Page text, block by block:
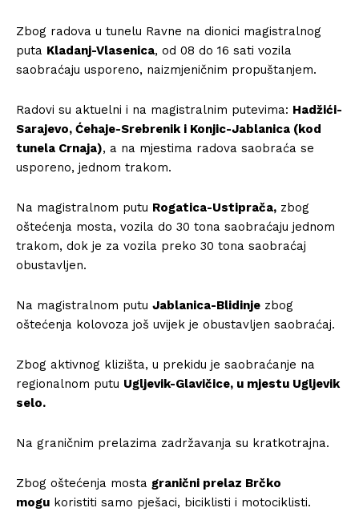
Zbog radova u tunelu Ravne na dionici magistralnog
puta Kladanj-Vlasenica, od 08 do 16 sati vozila
saobraćaju usporeno, naizmjeničnim propuštanjem.
Radovi su aktuelni i na magistralnim putevima: Hadžići-
Sarajevo, Ćehaje-Srebrenik i Konjic-Jablanica (kod
tunela Crnaja), a na mjestima radova saobraća se
usporeno, jednom trakom.
Na magistralnom putu Rogatica-Ustiprača, zbog
oštećenja mosta, vozila do 30 tona saobraćaju jednom
trakom, dok je za vozila preko 30 tona saobraćaj
obustavljen.
Na magistralnom putu Jablanica-Blidinje zbog
oštećenja kolovoza još uvijek je obustavljen saobraćaj.
Zbog aktivnog klizišta, u prekidu je saobraćanje na
regionalnom putu Ugljevik-Glavičice, u mjestu Ugljevik
selo.
Na graničnim prelazima zadržavanja su kratkotrajna.
Zbog oštećenja mosta granični prelaz Brčko
mogu koristiti samo pješaci, biciklisti i motociklisti.